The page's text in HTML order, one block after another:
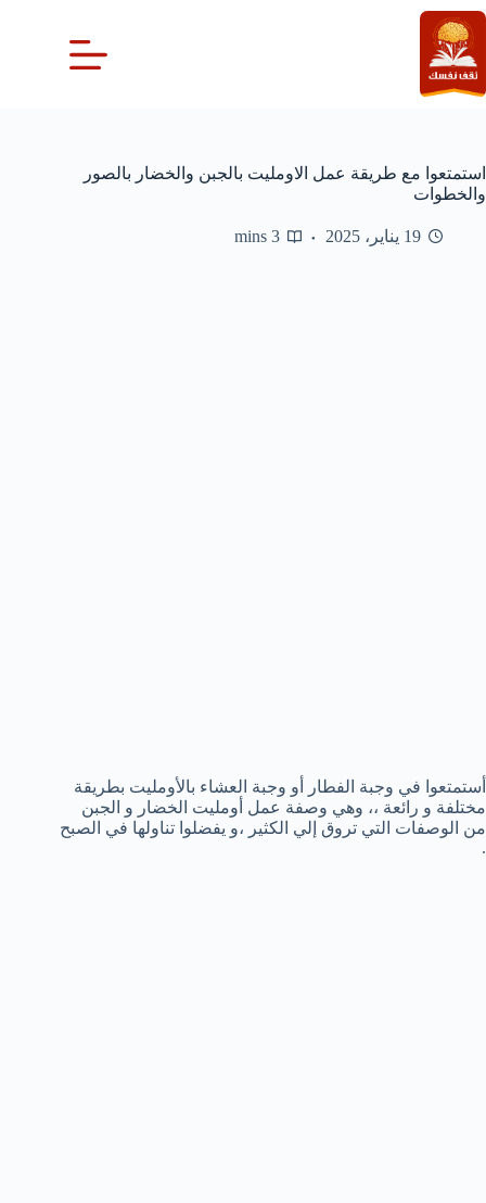
التجاوز
إلى
المحتوى
استمتعوا مع طريقة عمل الاومليت بالجبن والخضار بالصور
والخطوات
19 يناير، 2025 3 mins
أستمتعوا في وجبة الفطار أو وجبة العشاء بالأومليت بطريقة
مختلفة و رائعة ،، وهي وصفة عمل أومليت الخضار و الجبن
من الوصفات التي تروق إلي الكثير ،و يفضلوا تناولها في الصبح
.